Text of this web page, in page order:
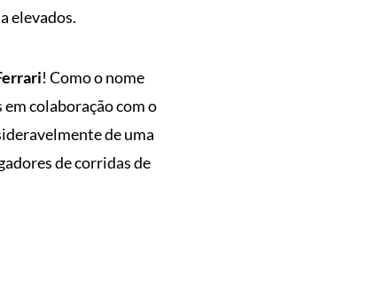
elevados.
! Como o nome
colaboração com o
de uma
de corridas de